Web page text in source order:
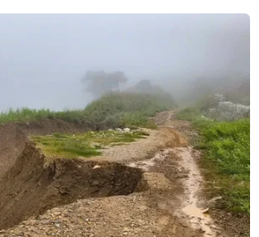
THỊ TÁM, KHÚC THANH
Quy định sử dụng
Hỗ trợ